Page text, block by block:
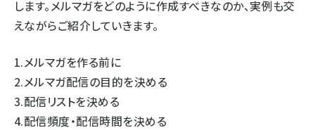
します。メルマガをどのように作成すべきなのか、実例も交
えながらご紹介していきます。
1.メルマガを作る前に
2.メルマガ配信の目的を決める
3.配信リストを決める
4.配信頻度・配信時間を決める